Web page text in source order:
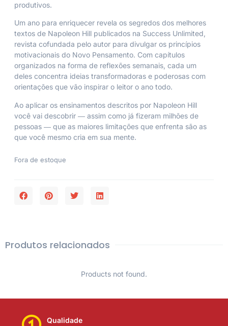
produtivos.
Um ano para enriquecer revela os segredos dos melhores
textos de Napoleon Hill publicados na Success Unlimited,
revista cofundada pelo autor para divulgar os princípios
motivacionais do Novo Pensamento. Com capítulos
organizados na forma de reflexões semanais, cada um
deles concentra ideias transformadoras e poderosas com
orientações que vão inspirar o leitor o ano todo.
Ao aplicar os ensinamentos descritos por Napoleon Hill
você vai descobrir ― assim como já fizeram milhões de
pessoas ― que as maiores limitações que enfrenta são as
que você mesmo cria em sua mente.
Fora de estoque
Produtos relacionados
Products not found.
Qualidade